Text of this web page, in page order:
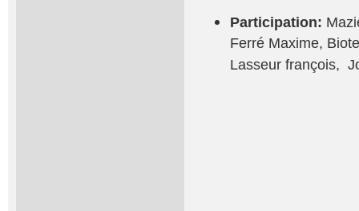
Participation:
Ferré Maxime,
Lasseur françois,